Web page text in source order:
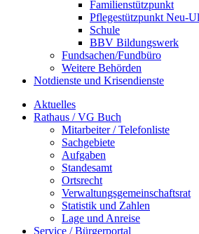
Familienstützpunkt
Pflegestützpunkt Neu-
Schule
BBV Bildungswerk
Fundsachen/Fundbüro
Weitere Behörden
Notdienste und Krisendienste
Aktuelles
Rathaus / VG Buch
Mitarbeiter / Telefonliste
Sachgebiete
Aufgaben
Standesamt
Ortsrecht
Verwaltungsgemeinschaftsrat
Statistik und Zahlen
Lage und Anreise
Service / Bürgerportal